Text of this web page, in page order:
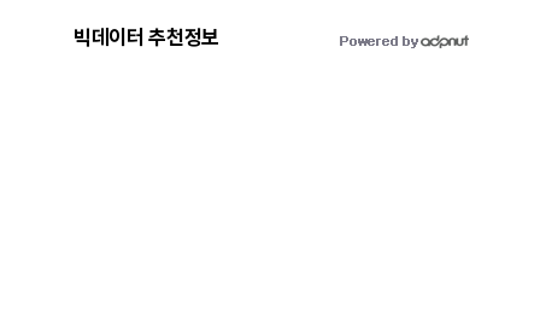
빅데이터 추천정보